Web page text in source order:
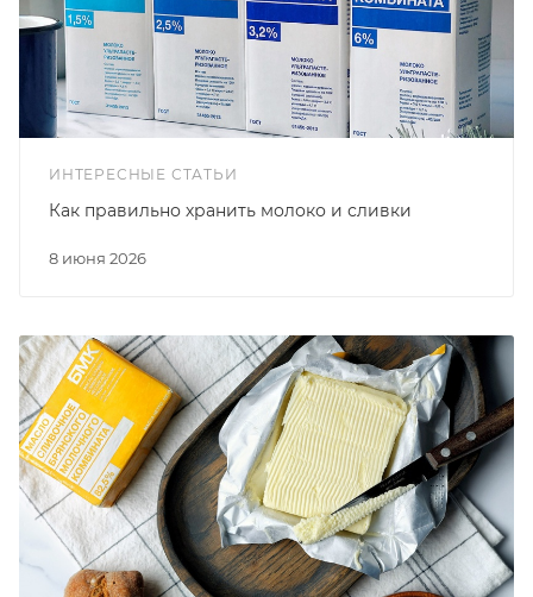
ИНТЕРЕСНЫЕ СТАТЬИ
8 июня 2026
Как правильно хранить молоко и сливки